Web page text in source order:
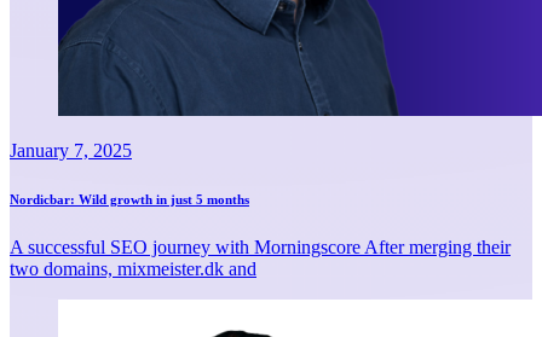
January 7, 2025
Nordicbar: Wild growth in just 5 months
A successful SEO journey with Morningscore After merging their
two domains, mixmeister.dk and